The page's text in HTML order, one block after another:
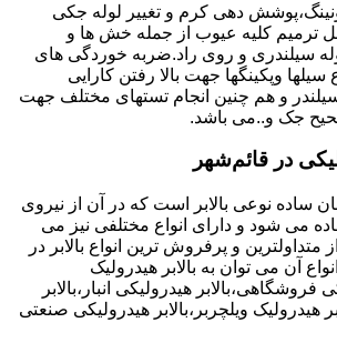
دهی کرم و تغییر لوله جکی
ترمیم کلیه عیوب از جمله خش ها و
سیلندری و روی راد.ضربه خوردگی های
وپکینگها جهت بالا رفتن کارایی
و هم چنین انجام تستهای مختلف جهت
جک و..می باشد.
در قائم‌شهر
ساده نوعی بالابر است که در آن از نیروی
می شود و دارای انواع مختلفی نیز می
متداولترین و پرفروش ترین انواع بالابر در
آن می توان به بالابر هیدرولیک
فروشگاهی،بالابر هیدرولیکی انبار،بالابر
هیدرولیک ویلچربر،بالابر هیدرولیکی صنعتی